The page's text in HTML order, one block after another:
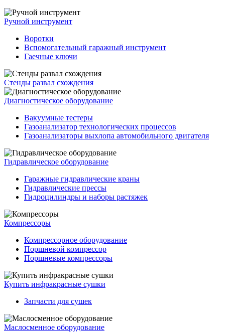
Ручной инструмент
Воротки
Вспомогательный гаражный инструмент
Гаечные ключи
Стенды развал схождения
Диагностическое оборудование
Вакуумные тестеры
Газоанализатор технологических процессов
Газоанализаторы выхлопа автомобильного двигателя
Гидравлическое оборудование
Гаражные гидравлические краны
Гидравлические прессы
Гидроцилиндры и наборы растяжек
Компрессоры
Компрессорное оборудование
Поршневой компрессор
Поршневые компрессоры
Купить инфракрасные сушки
Запчасти для сушек
Маслосменное оборудование